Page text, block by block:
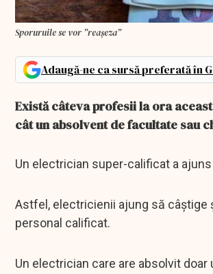
Sporuruile se vor ”reașeza”
Adaugă-ne ca sursă preferată în
Există câteva profesii la ora
cât un absolvent de facultate sau
Un electrician super-calificat a
Astfel, electricienii ajung să câștige
personal calificat.
Un electrician care are absolvit